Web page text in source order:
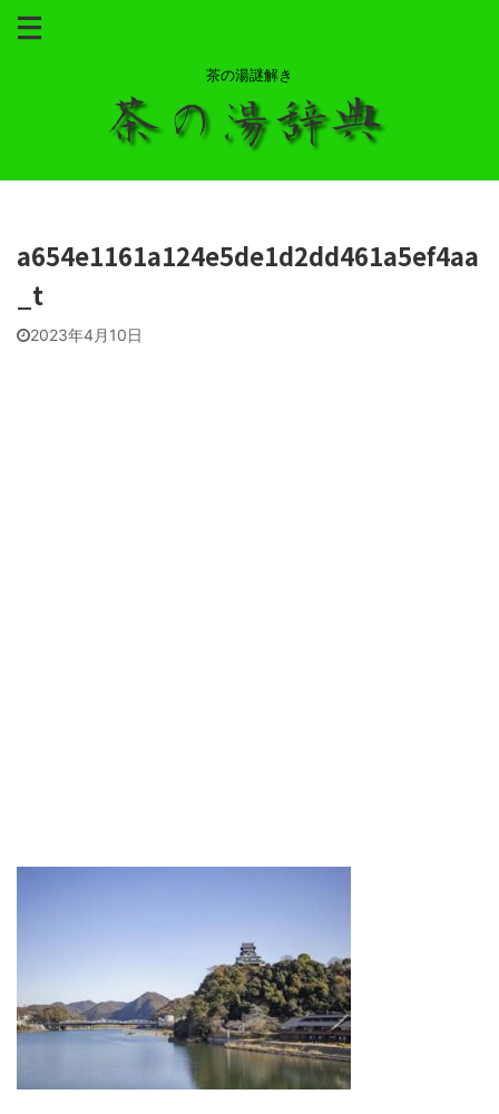
茶の湯謎解き
a654e1161a124e5de1d2dd461a5ef4aa
_t
2023年4月10日